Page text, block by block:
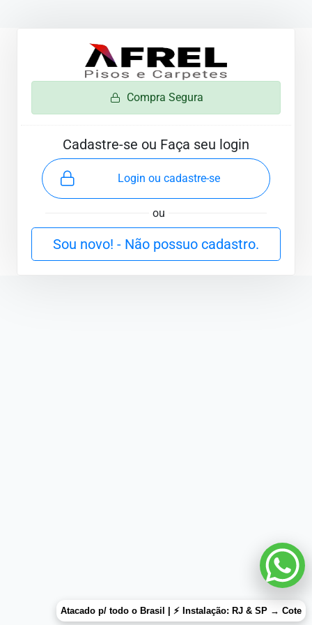
Compra Segura
Cadastre-se ou Faça seu login
Login ou cadastre-se
ou
Sou novo! - Não possuo cadastro.
Atacado p/ todo o Brasil | ⚡ Instalação: RJ & SP → Cote